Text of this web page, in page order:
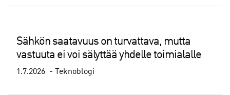
Sähkön saatavuus on turvattava, mutta
vastuuta ei voi sälyttää yhdelle toimialalle
1.7.2026 Teknoblogi